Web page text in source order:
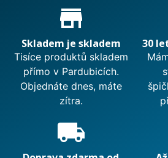
Proč nakupovat u nás?
store_mall_directory
Skladem je skladem
Tisíce produktů skladem
přímo v Pardubicích.
Objednáte dnes, máte
zítra.
30
local_shipping